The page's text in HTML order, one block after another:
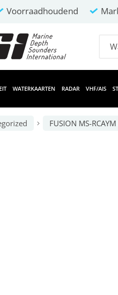
Voorraadhoudend
WATERKAARTEN RADAR VHF/AIS
FUSION MS-